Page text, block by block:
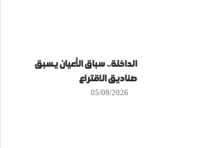
الداخلة.. سباق الأعيان يسبق
صناديق الاقتراع
05/08/2026